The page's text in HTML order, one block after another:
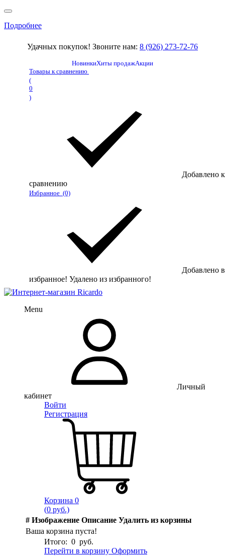
Подробнее
Удачных покупок! Звоните нам: 8 (926) 273-72-76
НовинкиХиты продажАкции
Товары к сравнению
(
0
)
Добавлено к
сравнению
Избранное (0)
Добавлено в
избранное! Удалено из избранного!
Menu
Личный
кабинет
Войти
Регистрация
Корзина 0
(0 руб.)
# Изображение Описание Удалить из корзины
Ваша корзина пуста!
Итого: 0 руб.
Перейти в корзину Оформить